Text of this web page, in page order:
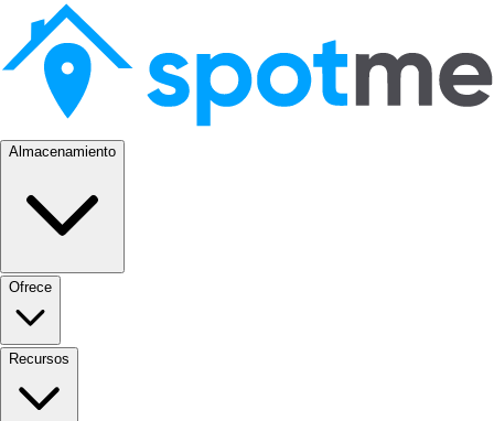
Almacenamiento
Ofrece
Recursos